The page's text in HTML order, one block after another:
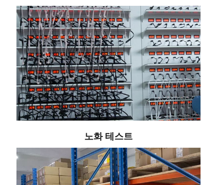
노화 테스트